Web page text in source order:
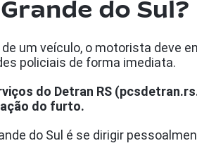
um veículo, o motorista deve
policiais de forma imediata.
do Detran RS
do furto.
do Sul é se dirigir